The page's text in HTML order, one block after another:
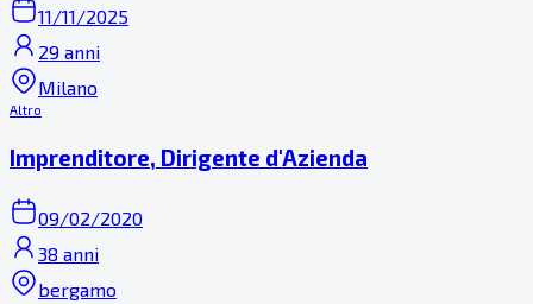
11/11/2025
29 anni
Milano
Altro
Imprenditore, Dirigente d'Azienda
09/02/2020
38 anni
bergamo